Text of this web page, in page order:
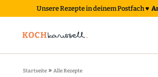
Unsere Rezepte in deinem Postfach♥
Startseite» Alle Rezepte